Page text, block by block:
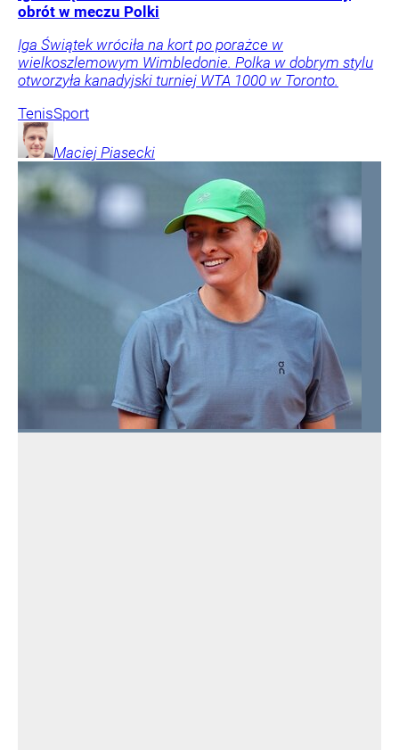
obrót w meczu Polki
Iga Świątek wróciła na kort po porażce w
wielkoszlemowym Wimbledonie. Polka w dobrym stylu
otworzyła kanadyjski turniej WTA 1000 w Toronto.
TenisSport
Maciej Piasecki